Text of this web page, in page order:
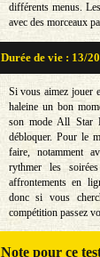
différents menus.
avec des morceaux
Durée de vie : 13/20
Si vous aimez jouer
haleine un bon
son mode All Star
débloquer. Pour le
faire, notamment
rythmer les
affrontements en
donc si vous
compétition passez
Notepour ce